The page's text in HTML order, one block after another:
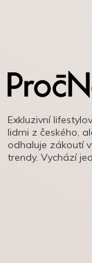
Exkluzivní
lidmi z českého,
odhaluje zákoutí
trendy. Vychází